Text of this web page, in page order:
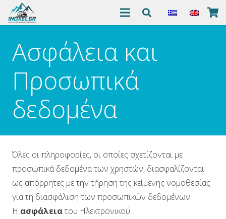
Ασφάλεια και
Προσωπικά
δεδομένα
Όλες οι πληροφορίες, οι οποίες σχετίζονται με
προσωπικά δεδομένα των χρηστών, διασφαλίζονται
ως απόρρητες με την τήρηση της κείμενης νομοθεσίας
για τη διασφάλιση των προσωπικών δεδομένων.
Η ασφάλειατου Ηλεκτρονικού